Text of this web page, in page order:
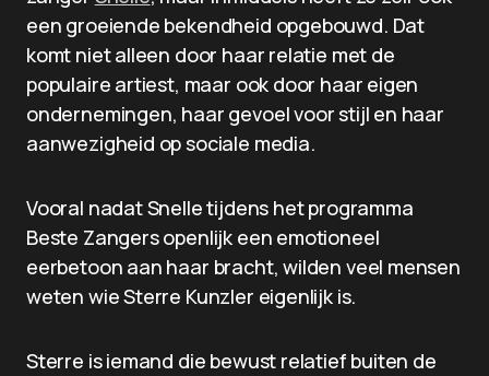
een groeiende bekendheid opgebouwd. Dat
komt niet alleen door haar relatie met de
populaire artiest, maar ook door haar eigen
ondernemingen, haar gevoel voor stijl en haar
aanwezigheid op sociale media.
Vooral nadat Snelle tijdens het programma
Beste Zangers openlijk een emotioneel
eerbetoon aan haar bracht, wilden veel mensen
weten wie Sterre Kunzler eigenlijk is.
Sterre is iemand die bewust relatief buiten de